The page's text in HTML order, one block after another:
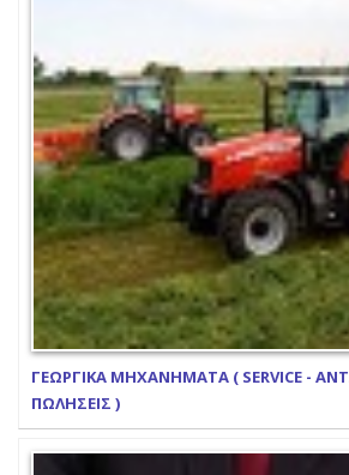
ΓΕΩΡΓΙΚΑ ΜΗΧΑΝΗΜΑΤΑ ( SERVICE -
ΠΩΛΗΣΕΙΣ )